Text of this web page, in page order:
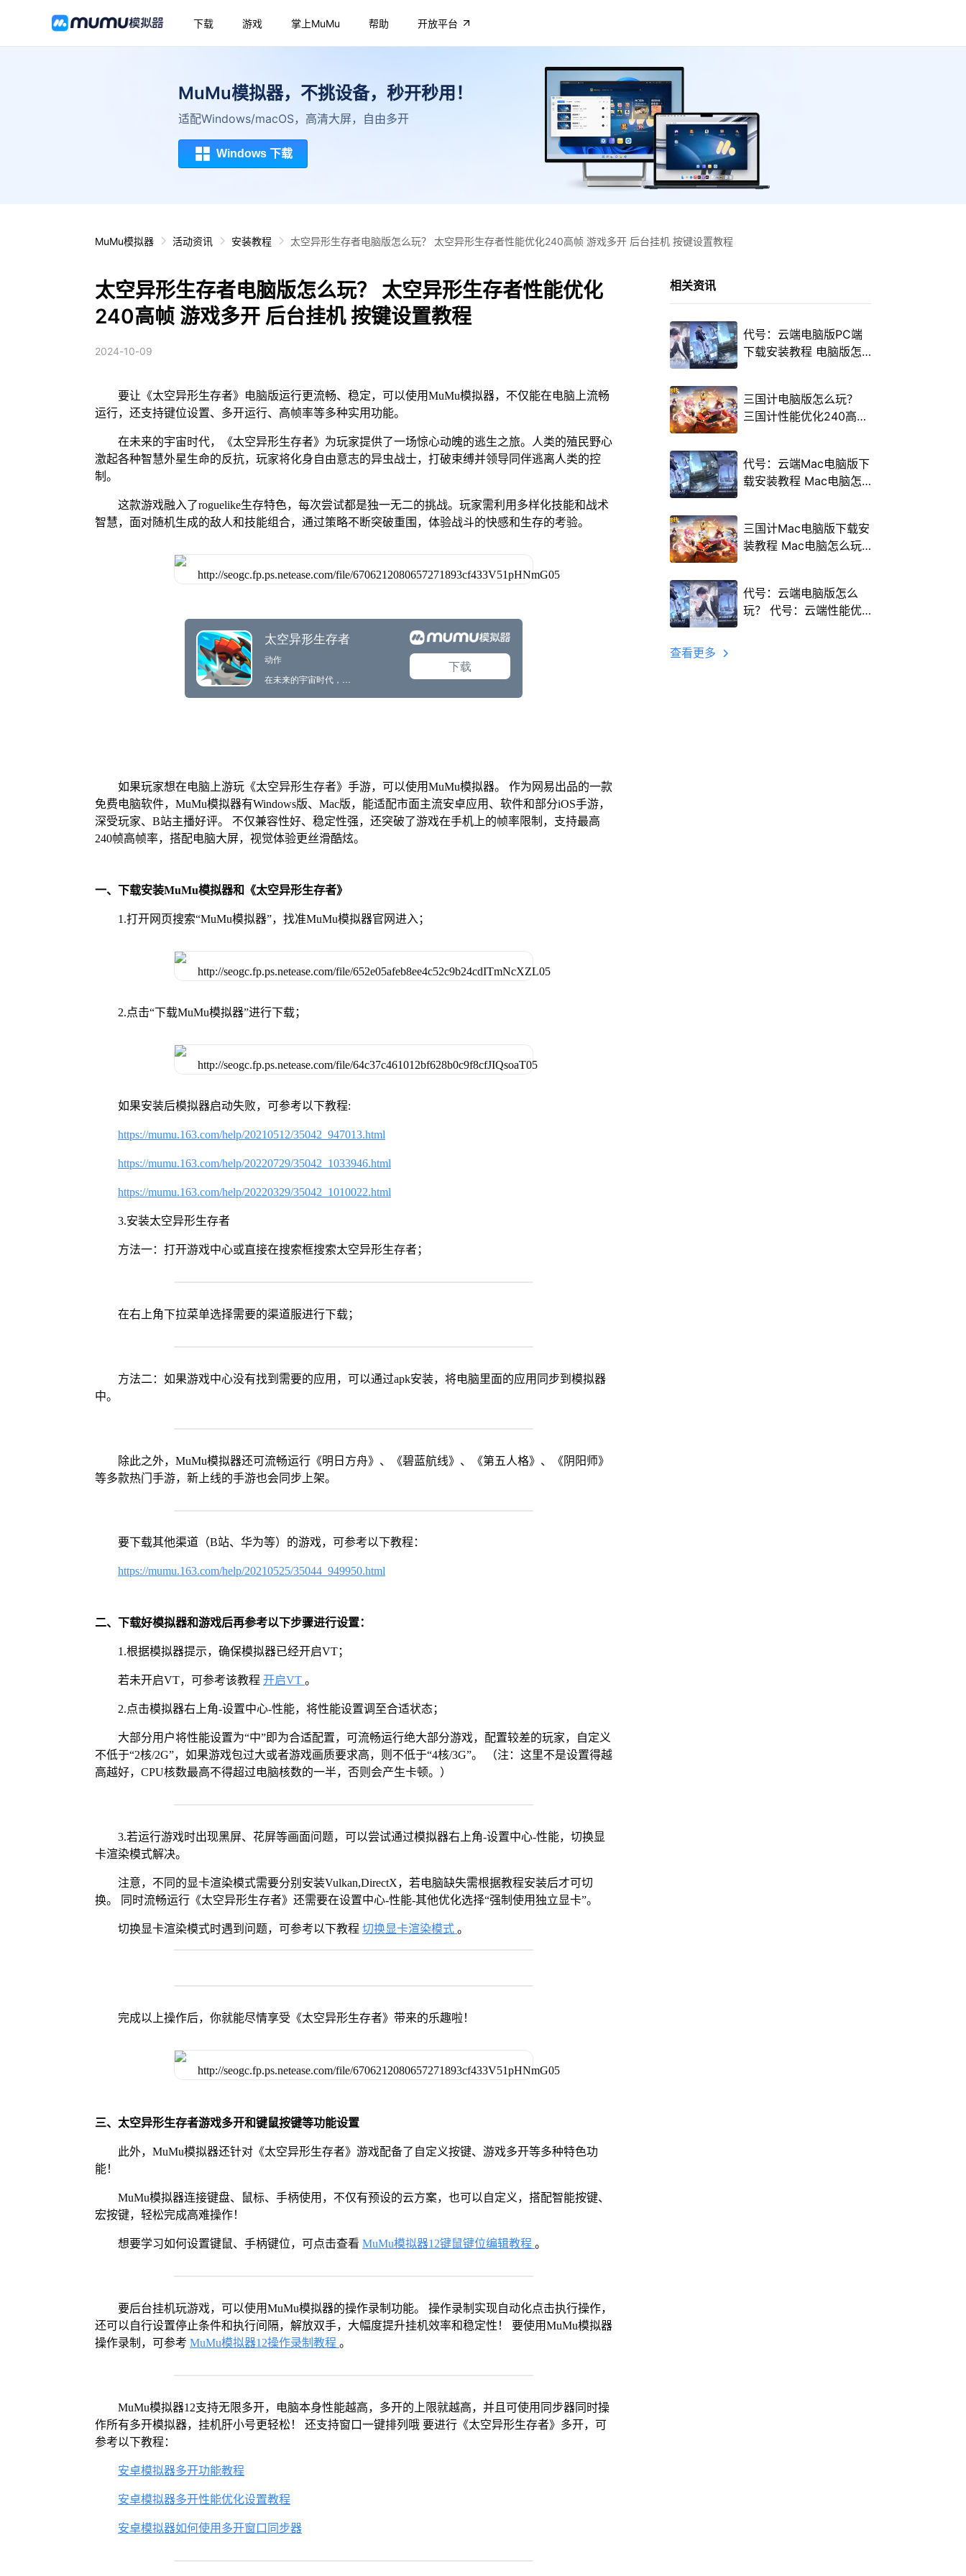
下载 游戏 掌上MuMu 帮助 开放平台
MuMu模拟器，不挑设备，秒开秒用！
适配Windows/macOS，高清大屏，自由多开
Windows 下载
MuMu模拟器 活动资讯 安装教程 太空异形生存者电脑版怎么玩？ 太空异形生存者性能优化240高帧 游戏多开 后台挂机 按键设置教程
太空异形生存者电脑版怎么玩？ 太空异形生存者性能优化
240高帧 游戏多开 后台挂机 按键设置教程
2024-10-09
要让《太空异形生存者》电脑版运行更流畅、稳定，可以使用MuMu模拟器，不仅能在电脑上流畅
运行，还支持键位设置、多开运行、高帧率等多种实用功能。
在未来的宇宙时代，《太空异形生存者》为玩家提供了一场惊心动魄的逃生之旅。人类的殖民野心
激起各种智慧外星生命的反抗，玩家将化身自由意志的异虫战士，打破束缚并领导同伴逃离人类的控
制。
这款游戏融入了roguelike生存特色，每次尝试都是独一无二的挑战。玩家需利用多样化技能和战术
智慧，面对随机生成的敌人和技能组合，通过策略不断突破重围，体验战斗的快感和生存的考验。
如果玩家想在电脑上游玩《太空异形生存者》手游，可以使用MuMu模拟器。 作为网易出品的一款
免费电脑软件，MuMu模拟器有Windows版、Mac版，能适配市面主流安卓应用、软件和部分iOS手游，
深受玩家、B站主播好评。 不仅兼容性好、稳定性强，还突破了游戏在手机上的帧率限制，支持最高
240帧高帧率，搭配电脑大屏，视觉体验更丝滑酷炫。
一、下载安装MuMu模拟器和《太空异形生存者》
1.打开网页搜索“MuMu模拟器”，找准MuMu模拟器官网进入；
2.点击“下载MuMu模拟器”进行下载；
如果安装后模拟器启动失败，可参考以下教程:
https://mumu.163.com/help/20210512/35042_947013.html
https://mumu.163.com/help/20220729/35042_1033946.html
https://mumu.163.com/help/20220329/35042_1010022.html
3.安装太空异形生存者
方法一：打开游戏中心或直接在搜索框搜索太空异形生存者；
在右上角下拉菜单选择需要的渠道服进行下载；
方法二：如果游戏中心没有找到需要的应用，可以通过apk安装，将电脑里面的应用同步到模拟器
中。
除此之外，MuMu模拟器还可流畅运行《明日方舟》、《碧蓝航线》、《第五人格》、《阴阳师》
等多款热门手游，新上线的手游也会同步上架。
要下载其他渠道（B站、华为等）的游戏，可参考以下教程：
https://mumu.163.com/help/20210525/35044_949950.html
二、下载好模拟器和游戏后再参考以下步骤进行设置：
1.根据模拟器提示，确保模拟器已经开启VT；
若未开启VT，可参考该教程 开启VT 。
2.点击模拟器右上角-设置中心-性能，将性能设置调至合适状态；
大部分用户将性能设置为“中”即为合适配置，可流畅运行绝大部分游戏，配置较差的玩家，自定义
不低于“2核/2G”，如果游戏包过大或者游戏画质要求高，则不低于“4核/3G”。 （注：这里不是设置得越
高越好，CPU核数最高不得超过电脑核数的一半，否则会产生卡顿。）
3.若运行游戏时出现黑屏、花屏等画面问题，可以尝试通过模拟器右上角-设置中心-性能，切换显
卡渲染模式解决。
注意，不同的显卡渲染模式需要分别安装Vulkan,DirectX，若电脑缺失需根据教程安装后才可切
换。 同时流畅运行《太空异形生存者》还需要在设置中心-性能-其他优化选择“强制使用独立显卡”。
切换显卡渲染模式时遇到问题，可参考以下教程 切换显卡渲染模式 。
完成以上操作后，你就能尽情享受《太空异形生存者》带来的乐趣啦！
三、太空异形生存者游戏多开和键鼠按键等功能设置
此外，MuMu模拟器还针对《太空异形生存者》游戏配备了自定义按键、游戏多开等多种特色功
能！
MuMu模拟器连接键盘、鼠标、手柄使用，不仅有预设的云方案，也可以自定义，搭配智能按键、
宏按键，轻松完成高难操作！
想要学习如何设置键鼠、手柄键位，可点击查看 MuMu模拟器12键鼠键位编辑教程 。
要后台挂机玩游戏，可以使用MuMu模拟器的操作录制功能。 操作录制实现自动化点击执行操作，
还可以自行设置停止条件和执行间隔，解放双手，大幅度提升挂机效率和稳定性！ 要使用MuMu模拟器
操作录制，可参考 MuMu模拟器12操作录制教程 。
MuMu模拟器12支持无限多开，电脑本身性能越高，多开的上限就越高，并且可使用同步器同时操
作所有多开模拟器，挂机肝小号更轻松！ 还支持窗口一键排列哦 要进行《太空异形生存者》多开，可
参考以下教程：
安卓模拟器多开功能教程
安卓模拟器多开性能优化设置教程
安卓模拟器如何使用多开窗口同步器
相关资讯
代号：云端电脑版PC端
下载安装教程 电脑版怎
三国计电脑版怎么玩？
三国计性能优化240高帧
代号：云端Mac电脑版下
载安装教程 Mac电脑怎
三国计Mac电脑版下载安
装教程 Mac电脑怎么玩
代号：云端电脑版怎么
玩？ 代号：云端性能优
查看更多